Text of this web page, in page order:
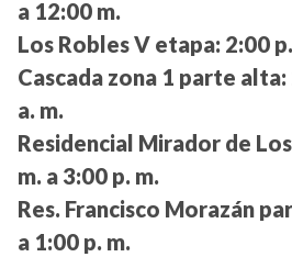
a 12:00 m.
Los Robles V etapa: 2:00
Cascada zona 1 parte alta:
a. m.
Residencial Mirador de
m. a 3:00 p. m.
Res. Francisco Morazán
a 1:00 p. m.